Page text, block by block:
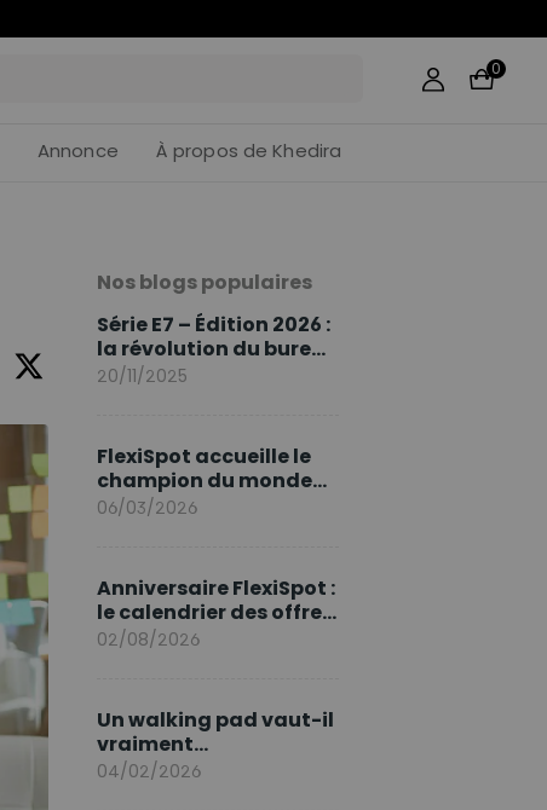
0
Annonce À propos de Khedira
Nos blogs populaires
Série E7 – Édition 2026 :
la révolution du bureau
assis debout continue
20/11/2025
FlexiSpot accueille le
champion du monde
Sami Khedira comme
06/03/2026
Anniversaire FlexiSpot :
le calendrier des offres
d’août
02/08/2026
Un walking pad vaut-il
vraiment
l'investissement ?
04/02/2026